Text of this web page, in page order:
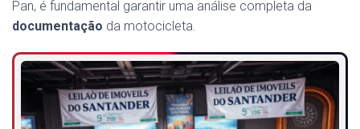
Pan, é fundamental garantir uma análise completa da
documentação da motocicleta.